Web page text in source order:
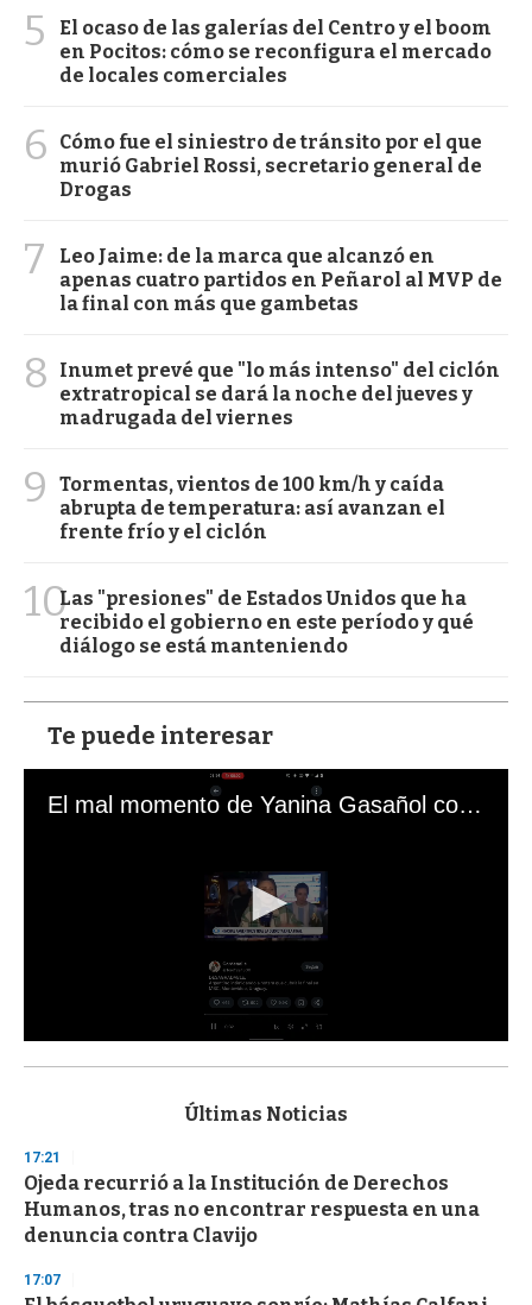
5
El ocaso de las galerías del Centro y el boom
en Pocitos: cómo se reconfigura el mercado
de locales comerciales
6
Cómo fue el siniestro de tránsito por el que
murió Gabriel Rossi, secretario general de
Drogas
7
Leo Jaime: de la marca que alcanzó en
apenas cuatro partidos en Peñarol al MVP de
la final con más que gambetas
8
Inumet prevé que "lo más intenso" del ciclón
extratropical se dará la noche del jueves y
madrugada del viernes
9
Tormentas, vientos de 100 km/h y caída
abrupta de temperatura: así avanzan el
frente frío y el ciclón
10Las "presiones" de Estados Unidos que ha
recibido el gobierno en este período y qué
diálogo se está manteniendo
Te puede interesar
El mal momento de Yanina Gasañol con un hincha argentino en "Subrayado"
s
d
s
o
f
3
s
e
Últimas Noticias
17:21
Ojeda recurrió a la Institución de Derechos
Humanos, tras no encontrar respuesta en una
denuncia contra Clavijo
17:07